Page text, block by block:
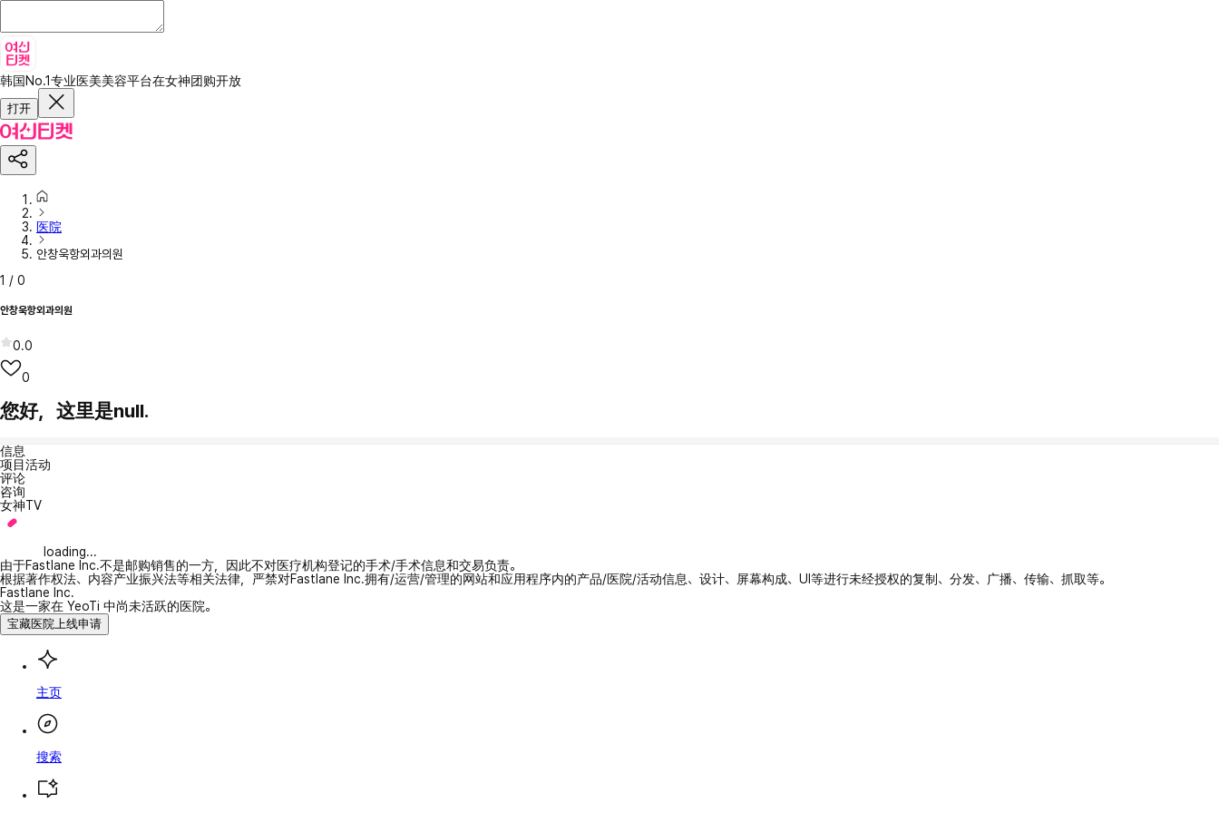
韩国No.1专业医美美容平台在女神团购开放
打开
医院
안창욱항외과의원
1 / 0
안창욱항외과의원
0.0
0
您好，这里是null.
信息
项目活动
评论
咨询
女神TV
loading...
由于Fastlane Inc.不是邮购销售的一方，因此不对医疗机构登记的手术/手术信息和交易负责。
根据著作权法、内容产业振兴法等相关法律，严禁对Fastlane Inc.拥有/运营/管理的网站和应用程序内的产品/医院/活动信息、设计、屏幕构成、UI等进行未经授权的复制、分发、广播、传输、抓取等。
Fastlane Inc.
这是一家在 YeoTi 中尚未活跃的医院。
宝藏医院上线申请
主页
搜索